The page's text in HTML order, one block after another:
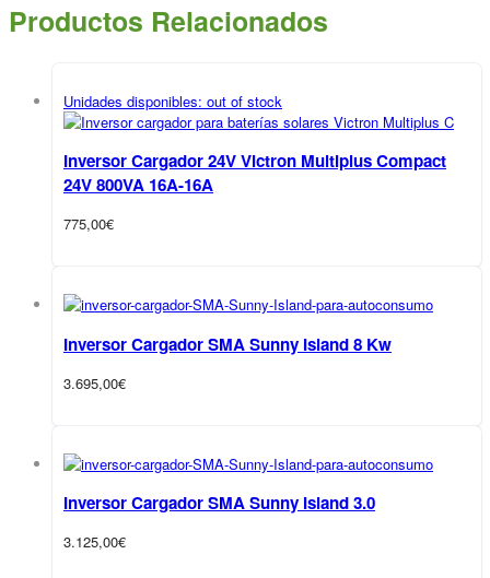
Productos Relacionados
Unidades disponibles: out of stock
Inversor Cargador 24V Victron Multiplus Compact
24V 800VA 16A-16A
775,00€
Inversor Cargador SMA Sunny Island 8 Kw
3.695,00€
Inversor Cargador SMA Sunny Island 3.0
3.125,00€